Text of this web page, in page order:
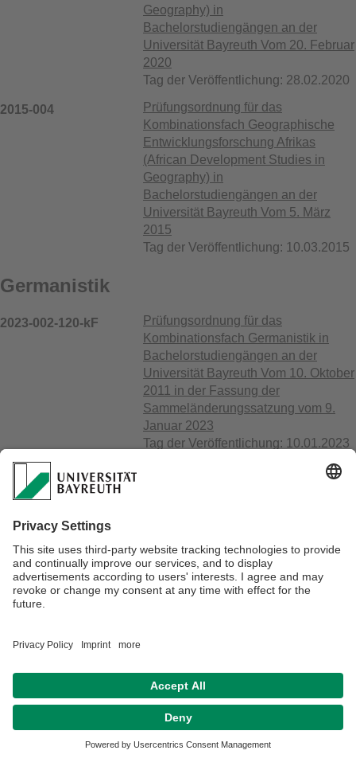
Geography) in
Bachelorstudiengängen an der
Universität Bayreuth Vom 20. Februar
2020
Tag der Veröffentlichung: 28.02.2020
2015-004
Prüfungsordnung für das
Kombinationsfach Geographische
Entwicklungsforschung Afrikas
(African Development Studies in
Geography) in
Bachelorstudiengängen an der
Universität Bayreuth Vom 5. März
2015
Tag der Veröffentlichung: 10.03.2015
Germanistik
2023-002-120-kF
Prüfungsordnung für das
Kombinationsfach Germanistik in
Bachelorstudiengängen an der
Universität Bayreuth Vom 10. Oktober
2011 in der Fassung der
Sammeländerungssatzung vom 9.
Januar 2023
Tag der Veröffentlichung: 10.01.2023
2011-061
Tag der Veröffentlichung: 15.10.2011
2006-25
Prüfungsordnung für das
Tag der Veröffentlichung: 20.12.2006
Geschichte
2023-002-121-kF
Prüfungsordnung für das